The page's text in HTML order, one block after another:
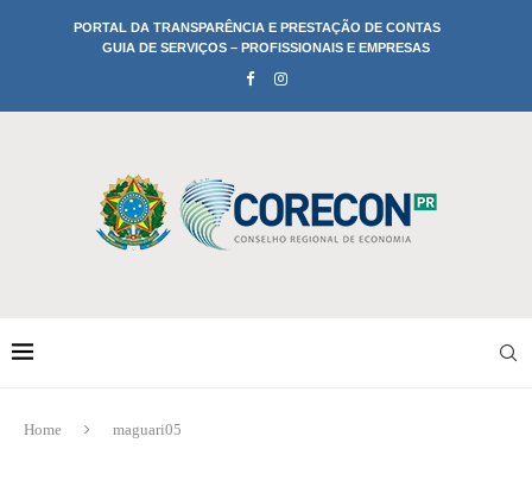
PORTAL DA TRANSPARÊNCIA E PRESTAÇÃO DE CONTAS
GUIA DE SERVIÇOS – PROFISSIONAIS E EMPRESAS
Home maguari05